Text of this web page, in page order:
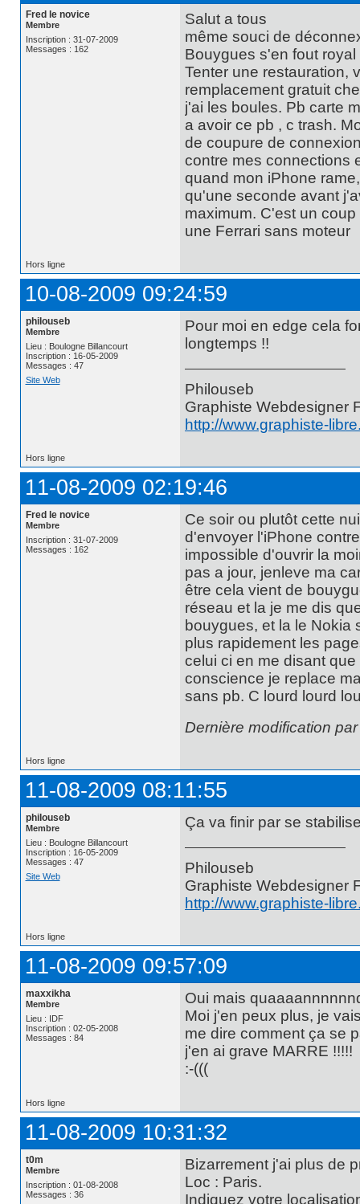
Fred le novice
Membre
Inscription : 31-07-2009
Messages : 162
Salut a tous
même souci de
Bouygues s'en fout
Tenter une restauration,
remplacement gratuit
j'ai les boules. Pb carte
a avoir ce pb , c trash.
de coupure de
contre mes connections
quand mon iPhone
qu'une seconde avant
maximum. C'est un
une Ferrari sans moteur
Hors ligne
10-08-2009 09:24:59
philouseb
Membre
Lieu : Boulogne Billancourt
Inscription : 16-05-2009
Messages : 47
Site Web
Pour moi en edge cela
longtemps !!
Philouseb
Graphiste Webdesigner
http://www.graphiste-
Hors ligne
11-08-2009 02:19:46
Fred le novice
Membre
Inscription : 31-07-2009
Messages : 162
Ce soir ou plutôt cette
d'envoyer l'iPhone
impossible d'ouvrir la
pas a jour, jenleve ma
être cela vient de
réseau et la je me dis
bouygues, et la le Nokia
plus rapidement les
celui ci en me disant
conscience je replace
sans pb. C lourd lourd
Dernière modification
Hors ligne
11-08-2009 08:11:55
philouseb
Membre
Lieu : Boulogne Billancourt
Inscription : 16-05-2009
Messages : 47
Site Web
Ça va finir par se
Philouseb
Graphiste Webdesigner
http://www.graphiste-
Hors ligne
11-08-2009 09:57:09
maxxikha
Membre
Lieu : IDF
Inscription : 02-05-2008
Messages : 84
Oui mais
Moi j'en peux plus, je
me dire comment ça se
j'en ai grave MARRE !!!!!
:-(((
Hors ligne
11-08-2009 10:31:32
t0m
Membre
Inscription : 01-08-2008
Messages : 36
Bizarrement j'ai plus de
Loc : Paris.
Indiquez votre